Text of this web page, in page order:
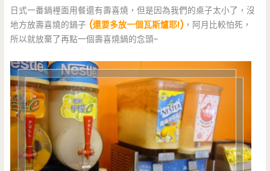
日式一番鍋裡面用餐還有壽喜燒，但是因為我們的桌子太小了，沒
地方放壽喜燒的鍋子 (還要多放一個瓦斯爐耶!) ，阿月比較怕死，
所以就放棄了再點一個壽喜燒鍋的念頭~